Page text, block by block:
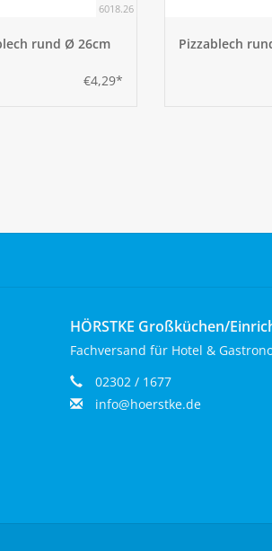
6018.26
rund Ø 26cm
€4,29*
Pizzablech
HÖRSTKE Großküchen/
Fachversand für Hotel &
02302 / 1677
info@hoerstke.de